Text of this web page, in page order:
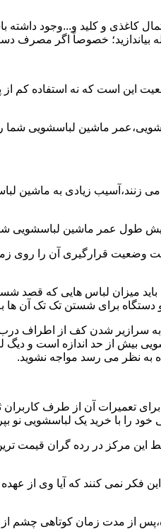
و کلید و...وجود داشته
بیاندازید؛ خصوصاً اگر مصرف
این است که نه استفاده کم
ماشین لباسشویی
زنند،آسیب زیادی به ماشین
طول عمر ماشین لباسشویی
قرارگیری آن را روی
میزان لباس هایی که قصد
برای شستن تک تک آن ها
سرازیر شدن کف از اطراف درب
بیش از حد اندازه است و
به نظر می رسد مواجه نشوید.
تعمیرات آن از طرف کاربران
را با خرید یک لباسشویی نو
این مرکز در رده گران قیمت
فکر نمی کنند که آیا وی از
از مدت زمان کوتاهی چشم